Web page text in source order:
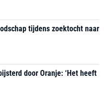
tijdens zoektocht naar
door Oranje: ‘Het heeft